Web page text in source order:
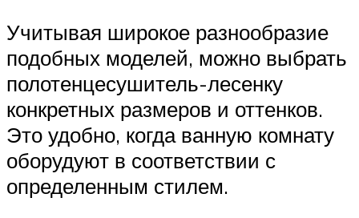
Учитывая широкое разнообразие
подобных моделей, можно выбрать
полотенцесушитель-лесенку
конкретных размеров и оттенков.
Это удобно, когда ванную комнату
оборудуют в соответствии с
определенным стилем.